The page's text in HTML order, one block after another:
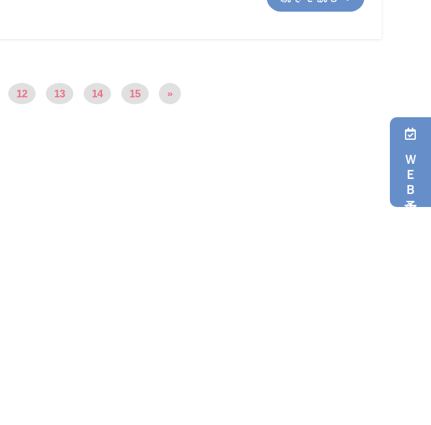
ＷＥＢ予約
12 13 14 15 »